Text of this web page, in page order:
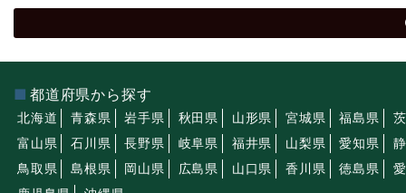
都道府県から探す
北海道 青森県 岩手県 秋田県 山形県 宮城県 福島県
富山県
石川県 長野県 岐阜県 福井県 山梨県 愛知県
鳥取県
島根県 岡山県 広島県 山口県 香川県 徳島県